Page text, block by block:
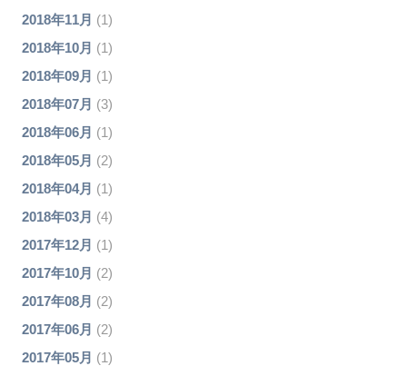
2018年11月 (1)
2018年10月 (1)
2018年09月 (1)
2018年07月 (3)
2018年06月 (1)
2018年05月 (2)
2018年04月 (1)
2018年03月 (4)
2017年12月 (1)
2017年10月 (2)
2017年08月 (2)
2017年06月 (2)
2017年05月 (1)